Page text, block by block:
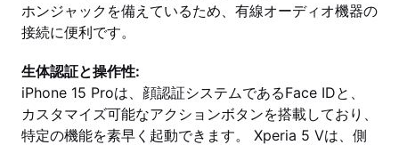
ホンジャックを備えているため、有線オーディオ機器の
接続に便利です。
生体認証と操作性:
iPhone 15 Proは、顔認証システムであるFace IDと、
カスタマイズ可能なアクションボタンを搭載しており、
特定の機能を素早く起動できます。 Xperia 5 Vは、側